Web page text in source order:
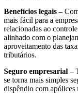
Benefícios legais –
mais fácil para a
relacionadas ao
alinhado com o
aproveitamento das
tributários.
Seguro empresarial –
se torna mais simples
dispêndio com apólices